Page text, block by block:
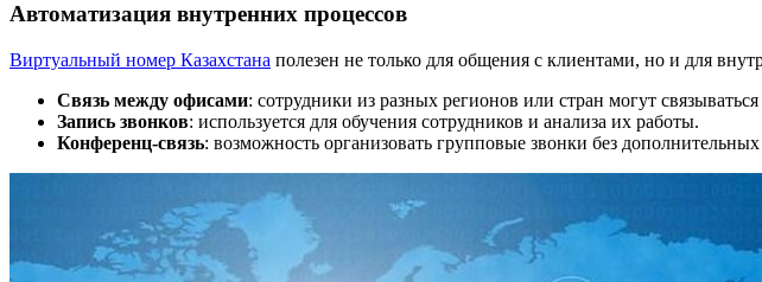
Автоматизация внутренних процессов
Виртуальный номер Казахстана полезен не только для общения с клиентами, но и для
Связь между офисами: сотрудники из разных регионов или стран могут
Запись звонков: используется для обучения сотрудников и анализа их работы.
Конференц-связь: возможность организовать групповые звонки без дополнительных